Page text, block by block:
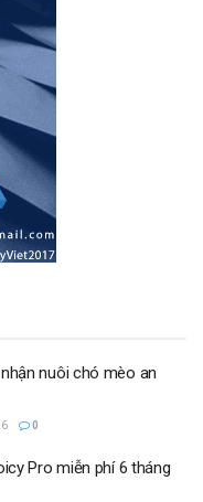
nuôi chó mèo an
0
Pro miễn phí 6 tháng